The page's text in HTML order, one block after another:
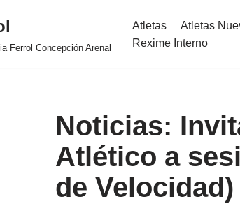
Ferrol Concepción Arenal
Atletas Atletas
Rexime Interno
Noticias:
Atlético a
de Velocidad)